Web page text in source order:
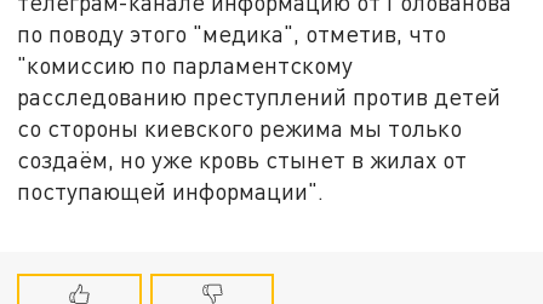
по поводу этого "медика", отметив, что
"комиссию по парламентскому
расследованию преступлений против детей
со стороны киевского режима мы только
создаём, но уже кровь стынет в жилах от
поступающей информации".